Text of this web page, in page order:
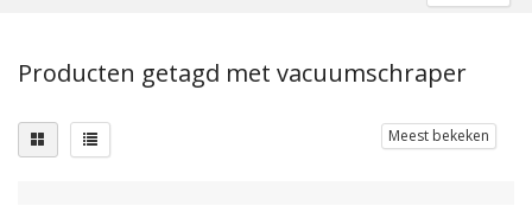
Producten getagd met vacuumschraper
Meest bekeken